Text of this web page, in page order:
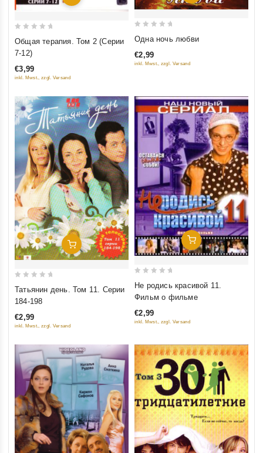
5
Общая терапия. Том 2 (Серии
7-12)
€3,99
inkl. Mwst., zzgl. Versand
out
of
Одна ночь любви
€2,99
inkl. Mwst., zzgl. Versand
Добавить В Корзину
5
Татьянин день. Том 11. Серии
184-198
€2,99
inkl. Mwst., zzgl. Versand
Добавить В Корзину
out
5
Не родись красивой 11.
Фильм о фильме
€2,99
inkl. Mwst., zzgl. Versand